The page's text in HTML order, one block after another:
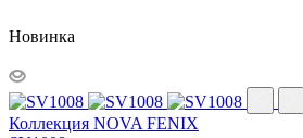
Новинка
Коллекция NOVA FENIX